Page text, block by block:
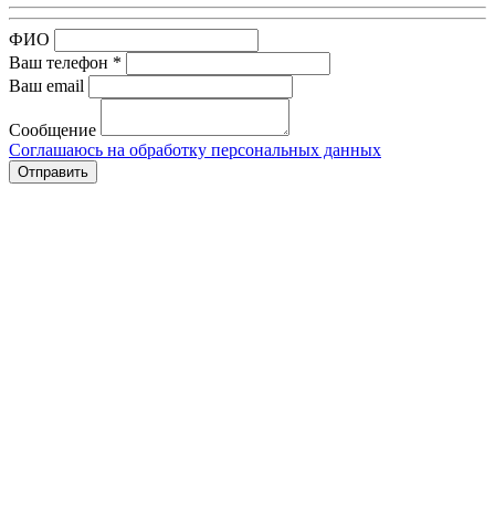
ФИО
Ваш телефон *
Ваш email
Сообщение
Соглашаюсь на обработку персональных данных
Отправить